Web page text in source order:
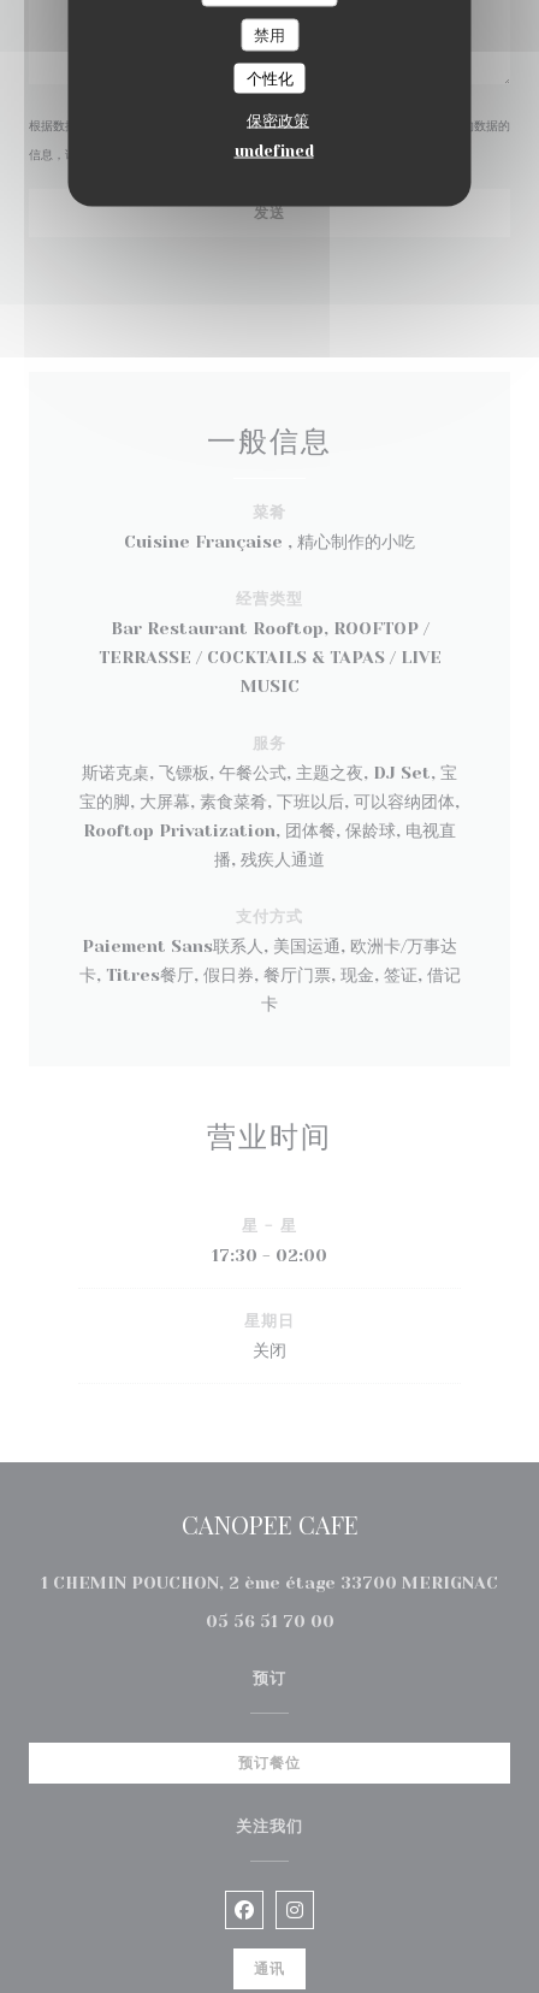
禁用
个性化
保密政策
undefined
根据数据保护法规，您有权拒绝接收营销电话。如需了解更多关于我们如何处理您的数据的
信息，请查看我们的
一般信息
菜肴
Cuisine Française , 精心制作的小吃
经营类型
Bar Restaurant Rooftop, ROOFTOP /
TERRASSE / COCKTAILS & TAPAS / LIVE
MUSIC
服务
斯诺克桌, 飞镖板, 午餐公式, 主题之夜, DJ Set, 宝
宝的脚, 大屏幕, 素食菜肴, 下班以后, 可以容纳团体,
Rooftop Privatization, 团体餐, 保龄球, 电视直
播, 残疾人通道
支付方式
Paiement Sans联系人, 美国运通, 欧洲卡/万事达
卡, Titres餐厅, 假日券, 餐厅门票, 现金, 签证, 借记
卡
营业时间
星 - 星
17:30 - 02:00
星期日
关闭
CANOPEE CAFE
1 CHEMIN POUCHON, 2 ème étage 33700 MERIGNAC
05 56 51 70 00
预订
预订餐位
关注我们
Facebook ((在新窗口中打开))
Instagram ((在新窗口中打
通讯